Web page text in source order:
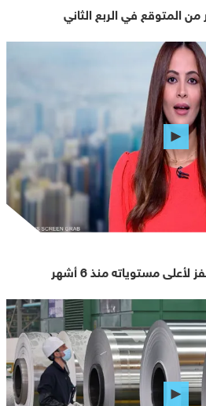
من المتوقع في الربع الثاني